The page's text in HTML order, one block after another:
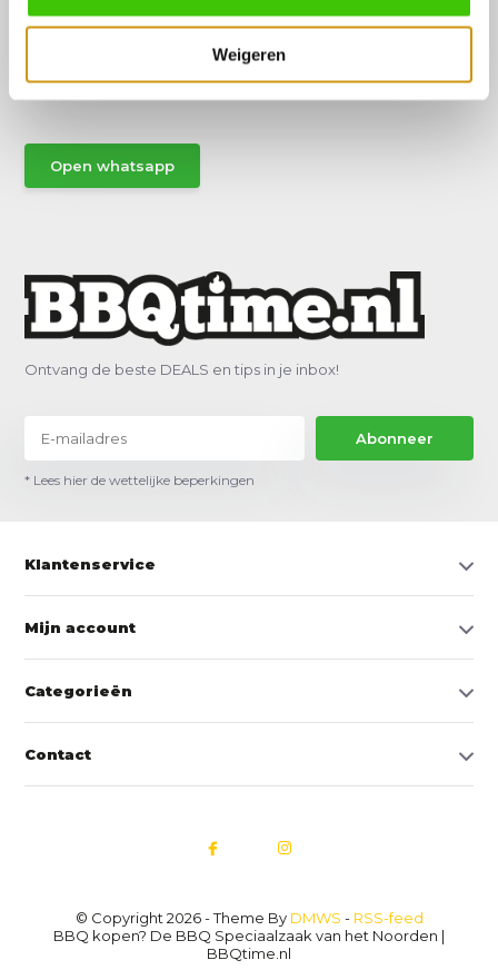
Weigeren
Hulp of advies nodig?
Vraag het een van onze specialisten!
Stuur gemakkelijk een Whatsapp.
Open whatsapp
Ontvang de beste DEALS en tips in je inbox!
Abonneer
* Lees hier de wettelijke beperkingen
Klantenservice
Mijn account
Categorieën
Contact
© Copyright 2026 - Theme By DMWS - RSS-feed
BBQ kopen? De BBQ Speciaalzaak van het Noorden |
BBQtime.nl